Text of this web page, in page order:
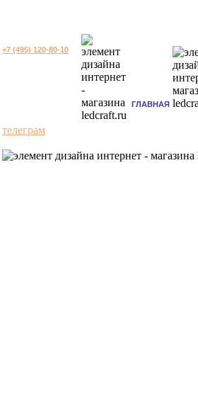
+7 (495) 120-80-10
ГЛАВНАЯ
телеграм